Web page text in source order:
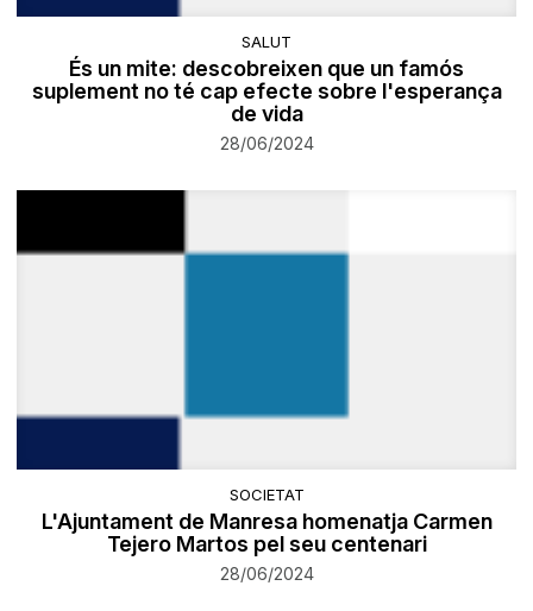
SALUT
És un mite: descobreixen que un famós
suplement no té cap efecte sobre l'esperança
de vida
28/06/2024
SOCIETAT
L'Ajuntament de Manresa homenatja Carmen
Tejero Martos pel seu centenari
28/06/2024